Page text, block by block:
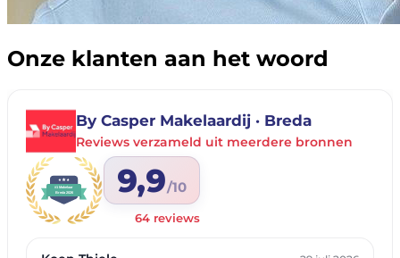
Onze klanten aan het woord